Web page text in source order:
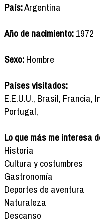
País:Argentina
Año de nacimiento:1972
Sexo:Hombre
Países visitados:
E.E.U.U., Brasil, Francia,
Portugal,
Lo que más me interesa
Historia
Cultura y costumbres
Gastronomía
Deportes de aventura
Naturaleza
Descanso